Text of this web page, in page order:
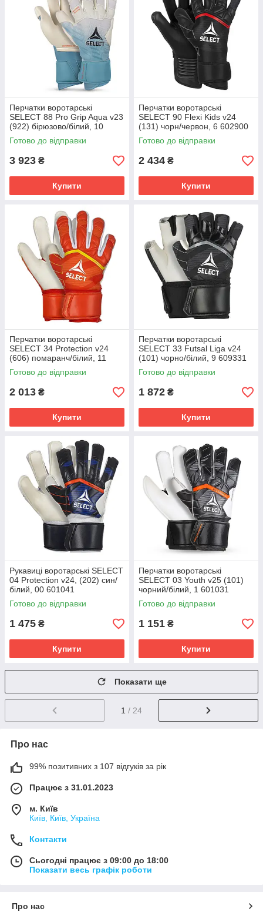
Перчатки воротарські
SELECT 88 Pro Grip Aqua v23
(922) бірюзово/білий, 10
601880
Готово до відправки
3 923 ₴
Купити
Перчатки воротарські
SELECT 90 Flexi Kids v24
(131) чорн/червон, 6 602900
Готово до відправки
2 434 ₴
Купити
Перчатки воротарські
SELECT 34 Protection v24
(606) помаранч/білий, 11
601343
Готово до відправки
2 013 ₴
Купити
Перчатки воротарські
SELECT 33 Futsal Liga v24
(101) чорно/білий, 9 609331
Готово до відправки
1 872 ₴
Купити
Рукавиці воротарські SELECT
04 Protection v24, (202) син/
білий, 00 601041
Готово до відправки
1 475 ₴
Купити
Перчатки воротарські
SELECT 03 Youth v25 (101)
чорний/білий, 1 601031
Готово до відправки
1 151 ₴
Купити
Показати ще
1 / 24
Про нас
99% позитивних з 107 відгуків за рік
Працює з 31.01.2023
м. Київ
Київ, Київ, Україна
Контакти
Сьогодні працює з 09:00 до 18:00
Показати весь графік роботи
Про нас